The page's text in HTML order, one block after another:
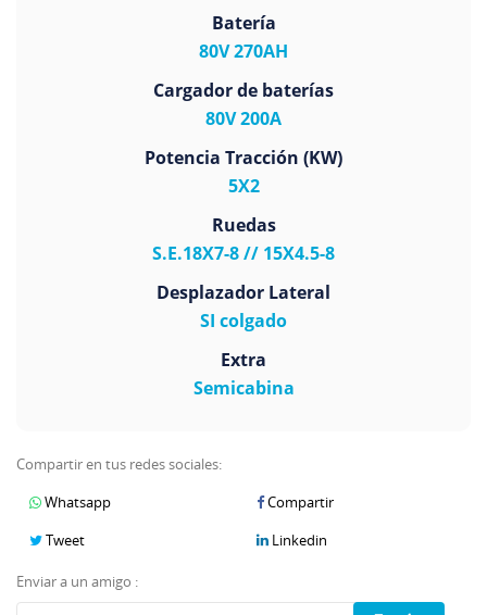
Batería
80V 270AH
Cargador de baterías
80V 200A
Potencia Tracción (KW)
5X2
Ruedas
S.E.18X7-8 // 15X4.5-8
Desplazador Lateral
SI colgado
Extra
Semicabina
Compartir en tus redes sociales:
Whatsapp
Compartir
Tweet
Linkedin
Enviar a un amigo :